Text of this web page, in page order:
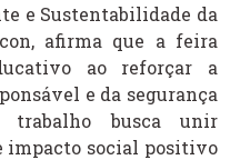
e Sustentabilidade da
afirma que a feira
ao reforçar a
e da segurança
trabalho busca unir
impacto social positivo